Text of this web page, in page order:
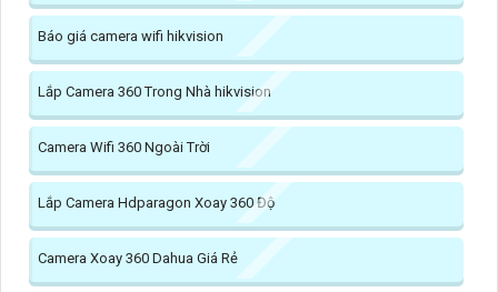
Báo giá camera wifi hikvision
Lắp Camera 360 Trong Nhà hikvision
Camera Wifi 360 Ngoài Trời
Lắp Camera Hdparagon Xoay 360 Độ
Camera Xoay 360 Dahua Giá Rẻ